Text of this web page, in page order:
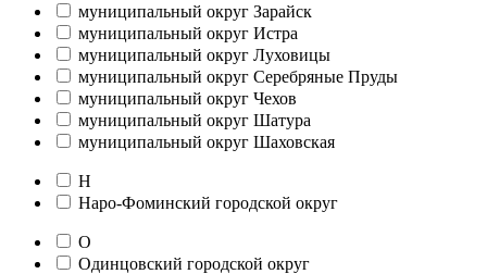
муниципальный округ Зарайск
муниципальный округ Истра
муниципальный округ Луховицы
муниципальный округ Серебряные Пруды
муниципальный округ Чехов
муниципальный округ Шатура
муниципальный округ Шаховская
Н
Наро-Фоминский городской округ
О
Одинцовский городской округ